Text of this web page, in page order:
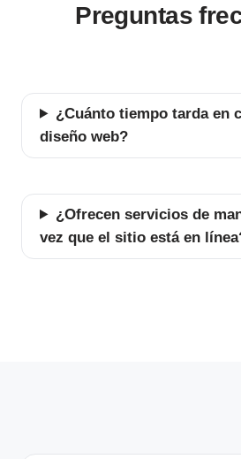
Preguntas
¿Cuánto tiempo tarda en
diseño web?
¿Ofrecen servicios de
vez que el sitio está en